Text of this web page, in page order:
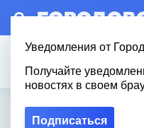
Уведомления от
Получайте
новостях в своем
Подписаться
Городовой